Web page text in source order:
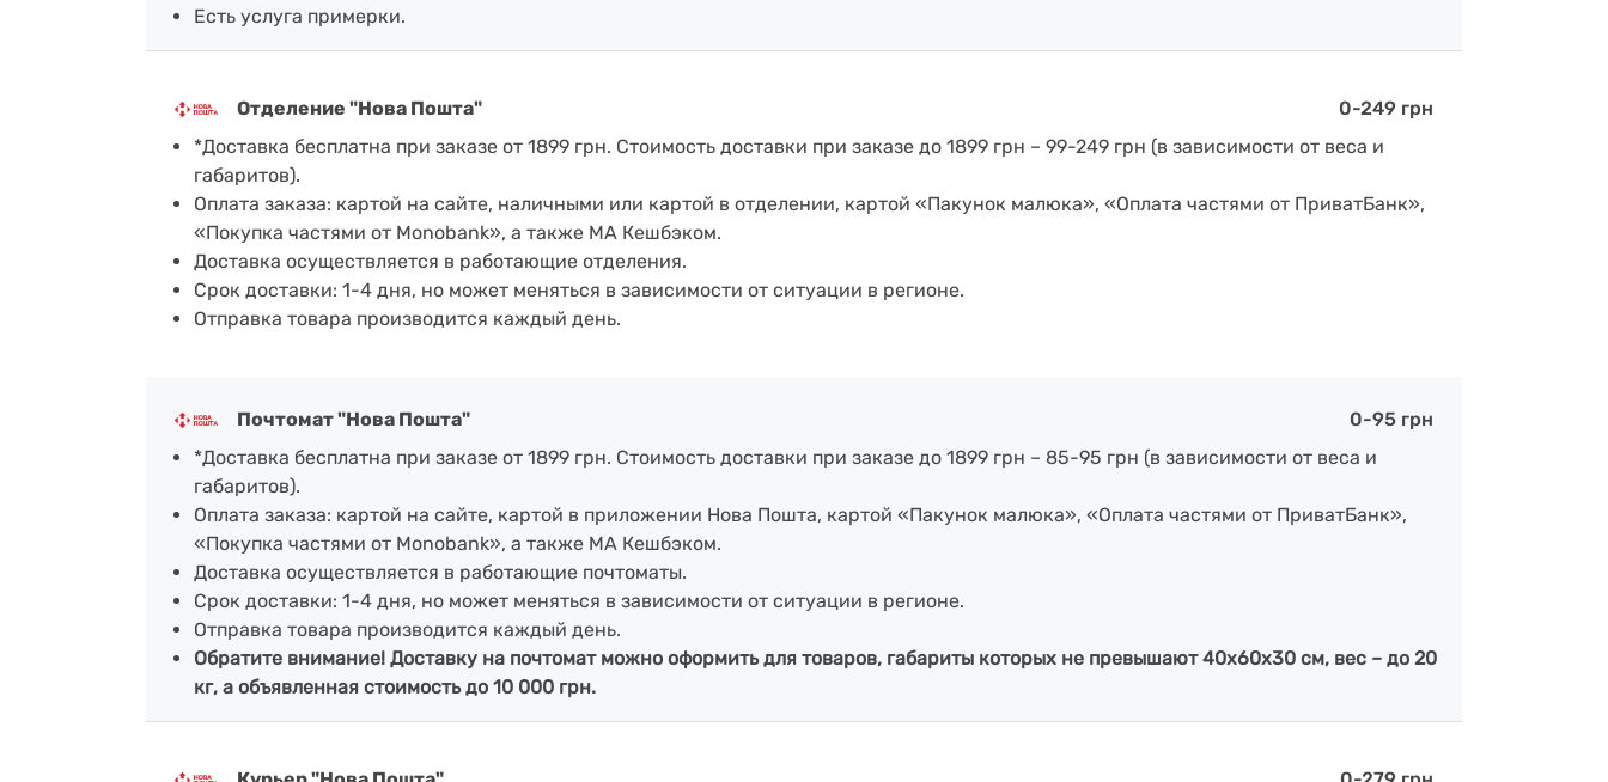
Есть услуга примерки.
Отделение "Нова Пошта"
0-249 грн
*Доставка бесплатна при заказе от 1899 грн. Стоимость доставки при заказе до 1899 грн – 99-249 грн (в зависимости от веса и
габаритов).
Оплата заказа: картой на сайте, наличными или картой в отделении, картой «Пакунок малюка», «Оплата частями от ПриватБанк»,
«Покупка частями от Monobank», а также МА Кешбэком.
Доставка осуществляется в работающие отделения.
Срок доставки: 1-4 дня, но может меняться в зависимости от ситуации в регионе.
Отправка товара производится каждый день.
Почтомат "Нова Пошта"
0-95 грн
*Доставка бесплатна при заказе от 1899 грн. Стоимость доставки при заказе до 1899 грн – 85-95 грн (в зависимости от веса и
габаритов).
Оплата заказа: картой на сайте, картой в приложении Нова Пошта, картой «Пакунок малюка», «Оплата частями от ПриватБанк»,
«Покупка частями от Monobank», а также МА Кешбэком.
Доставка осуществляется в работающие почтоматы.
Срок доставки: 1-4 дня, но может меняться в зависимости от ситуации в регионе.
Отправка товара производится каждый день.
Обратите внимание! Доставку на почтомат можно оформить для товаров, габариты которых не превышают 40х60х30 см, вес – до 20
кг, а объявленная стоимость до 10 000 грн.